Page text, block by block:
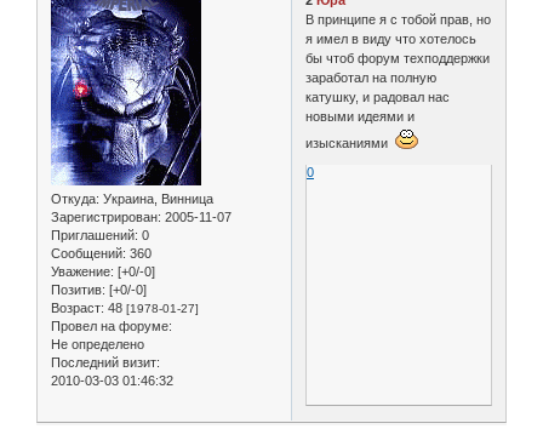
Откуда: Украина, Винница
Зарегистрирован: 2005-11-07
Приглашений: 0
Сообщений: 360
Уважение: [+0/-0]
Позитив: [+0/-0]
Возраст: 48 [1978-01-27]
Провел на форуме:
Не определено
Последний визит:
2010-03-03 01:46:32
В принципе я с тобой прав, но
я имел в виду что хотелось
бы чтоб форум техподдержки
заработал на полную
катушку, и радовал нас
новыми идеями и
изысканиями
0